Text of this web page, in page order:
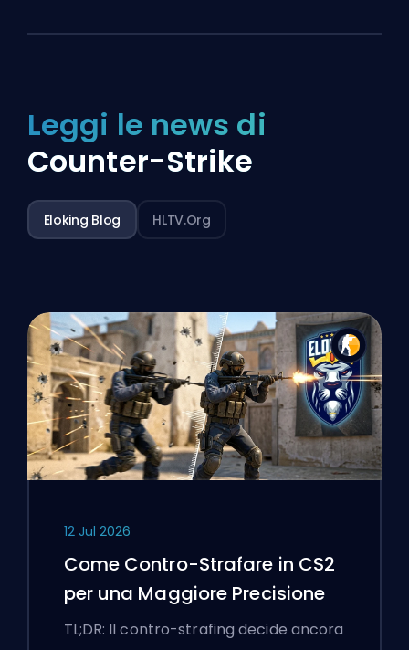
Leggi le news di
Counter-Strike
Eloking Blog HLTV.org
12 Jul 2026
Come Contro-Strafare in CS2
per una Maggiore Precisione
TL;DR: Il contro-strafing decide ancora